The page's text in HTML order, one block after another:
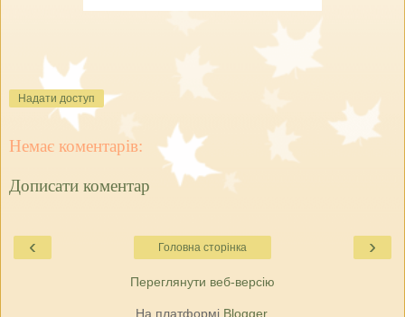
Надати доступ
Немає коментарів:
Дописати коментар
‹ ›
Головна сторінка
Переглянути веб-версію
На платформі Blogger.